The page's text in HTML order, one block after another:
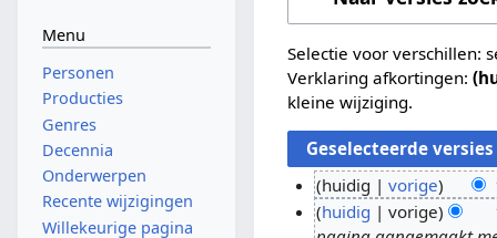
Selectie voor verschillen:
Verklaring afkortingen:
kleine wijziging.
1
huidig vorige
G
e
huidig vorige
Menu
Personen
Producties
Genres
Decennia
Onderwerpen
Recente wijzigingen
Willekeurige pagina